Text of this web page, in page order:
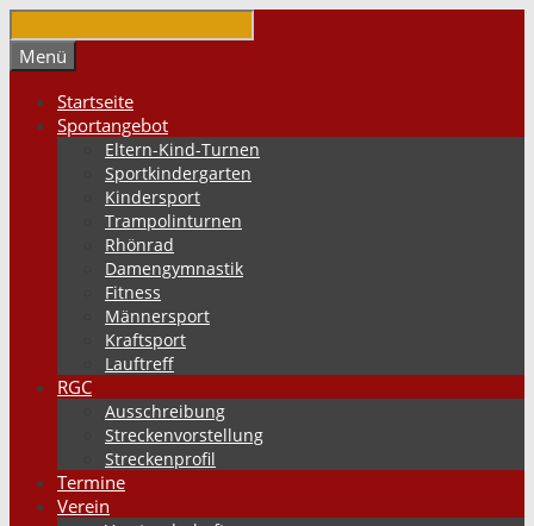
zum
Inhalt
Suchen
Menü
Startseite
Sportangebot
Eltern-Kind-Turnen
Sportkindergarten
Kindersport
Trampolinturnen
Rhönrad
Damengymnastik
Fitness
Männersport
Kraftsport
Lauftreff
RGC
Ausschreibung
Streckenvorstellung
Streckenprofil
Termine
Verein